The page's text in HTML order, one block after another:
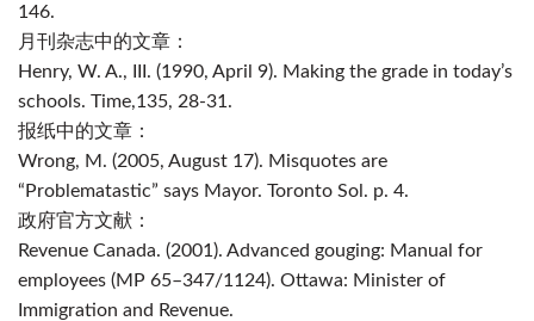
146.
月刊杂志中的文章：
Henry, W. A., III. (1990, April 9). Making the grade in today’s
schools. Time,135, 28-31.
报纸中的文章：
Wrong, M. (2005, August 17). Misquotes are
“Problematastic” says Mayor. Toronto Sol. p. 4.
政府官方文献：
Revenue Canada. (2001). Advanced gouging: Manual for
employees (MP 65–347/1124). Ottawa: Minister of
Immigration and Revenue.